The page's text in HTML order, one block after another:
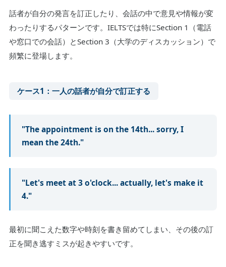
話者が自分の発言を訂正したり、会話の中で意見や情報が変
わったりするパターンです。IELTSでは特にSection 1（電話
や窓口での会話）とSection 3（大学のディスカッション）で
頻繁に登場します。
ケース1：一人の話者が自分で訂正する
"The appointment is on the 14th... sorry, I
mean the 24th."
"Let's meet at 3 o'clock... actually, let's make it
4."
最初に聞こえた数字や時刻を書き留めてしまい、その後の訂
正を聞き逃すミスが起きやすいです。